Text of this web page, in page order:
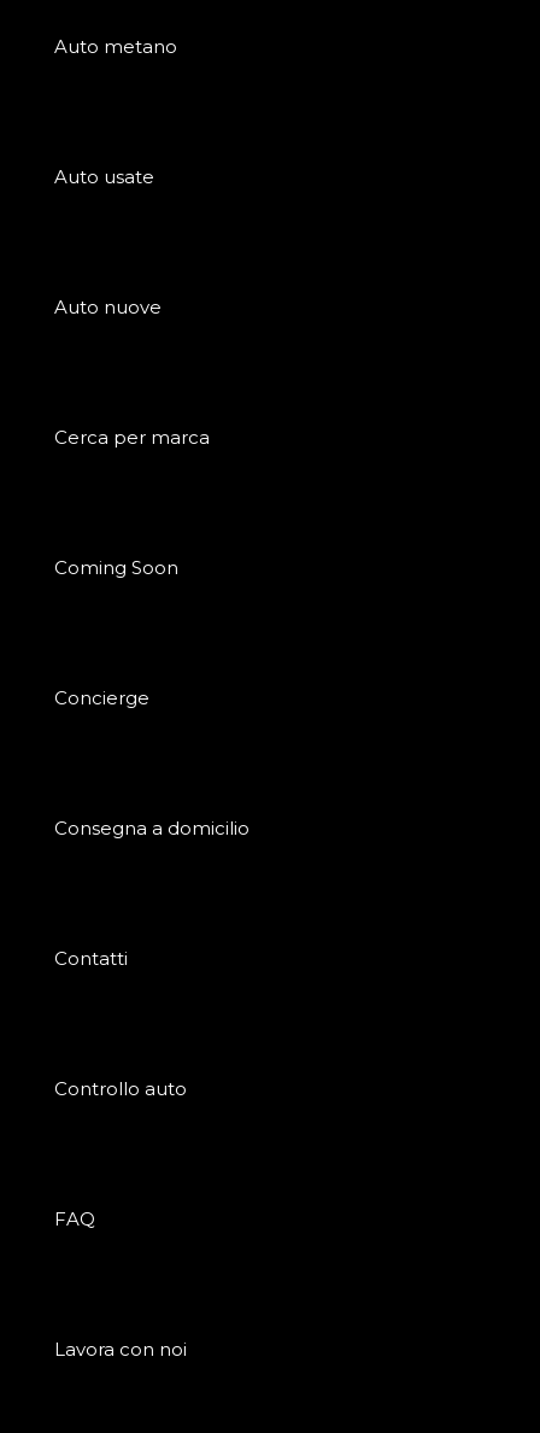
Auto metano
Auto usate
Auto nuove
Cerca per marca
Coming Soon
Concierge
Consegna a domicilio
Contatti
Controllo auto
FAQ
Lavora con noi